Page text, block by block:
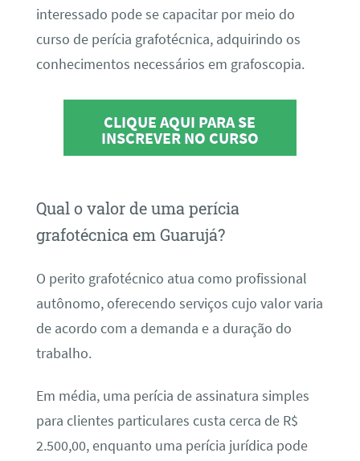
interessado pode se capacitar por meio do
curso de perícia grafotécnica, adquirindo os
conhecimentos necessários em grafoscopia.
CLIQUE AQUI PARA SE
INSCREVER NO CURSO
Qual o valor de uma perícia
grafotécnica em Guarujá?
O perito grafotécnico atua como profissional
autônomo, oferecendo serviços cujo valor varia
de acordo com a demanda e a duração do
trabalho.
Em média, uma perícia de assinatura simples
para clientes particulares custa cerca de R$
2.500,00, enquanto uma perícia jurídica pode